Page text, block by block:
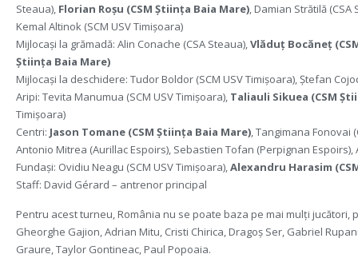
Steaua), Florian Roșu (CSM Știința Baia Mare), Damian Strătilă (CSA
Kemal Altinok (SCM USV Timișoara)
Mijlocași la grămadă: Alin Conache (CSA Steaua),Vlăduț Bocăneț
Știința Baia Mare)
Mijlocași la deschidere: Tudor Boldor (SCM USV Timișoara), Ștefan
Aripi: Tevita Manumua (SCM USV Timișoara), Taliauli Sikuea (CSM
Timișoara)
Centri: Jason Tomane (CSM Știința Baia Mare), Tangimana Fonovai
Antonio Mitrea (Aurillac Espoirs), Sebastien Tofan (Perpignan Espoirs),
Fundași: Ovidiu Neagu (SCM USV Timișoara),Alexandru Harasim
Staff: David Gérard – antrenor principal
Pentru acest turneu, România nu se poate baza pe mai mulți jucători,
Gheorghe Gajion, Adrian Mitu, Cristi Chirica, Dragoș Ser, Gabriel
Graure, Taylor Gontineac, Paul Popoaia.